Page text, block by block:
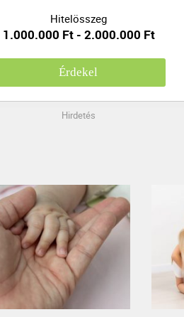
Hitelösszeg
1.000.000 Ft - 2.000.000 Ft
Érdekel
Hirdetés